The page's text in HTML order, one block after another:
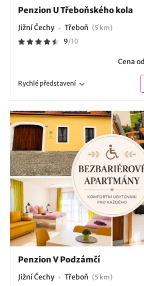
Penzion U Třeboňského kola
Jižní Čechy Třeboň (5 km)
9/10
Cena od
Rychlépředstavení
Penzion V Podzámčí
Jižní Čechy Třeboň (5 km)